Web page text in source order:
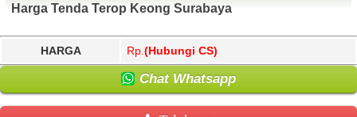
Harga Tenda Terop Keong Surabaya
HARGA Rp. (Hubungi CS)
Chat Whatsapp